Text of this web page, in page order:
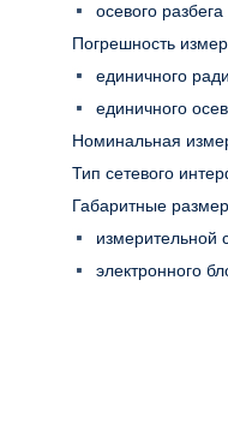
осевого разбега
Погрешность
единичного
единичного
Номинальная
Тип сетевого
Габаритные
измерительной
электронного